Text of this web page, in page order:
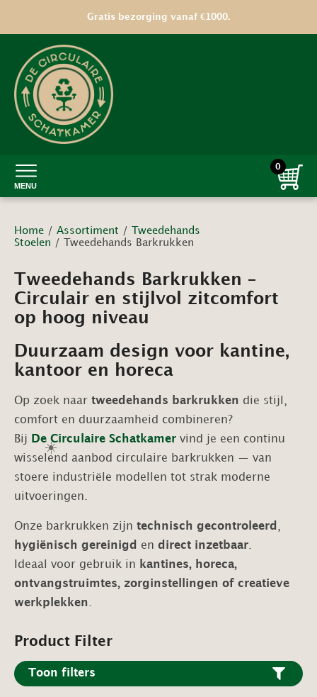
Op = op | unieke tweedehands vondsten
Gratis bezorging vanaf €1000.
MENU
0
Home / Assortiment /
Tweedehands
Stoelen / Tweedehands Barkrukken
Tweedehands Barkrukken –
Circulair en stijlvol zitcomfort
op hoog niveau
Duurzaam design voor kantine,
kantoor en horeca
Op zoek naar tweedehands barkrukken die stijl,
comfort en duurzaamheid combineren?
Bij De Circulaire Schatkamer vind je een continu
wisselend aanbod circulaire barkrukken — van
stoere industriële modellen tot strak moderne
uitvoeringen.
Onze barkrukken zijn technisch gecontroleerd ,
hygiënisch gereinigd
en direct inzetbaar.
Ideaal voor gebruik in
kantines, horeca,
ontvangstruimtes, zorginstellingen of creatieve
werkplekken.
Product Filter
Toon filters
☀️